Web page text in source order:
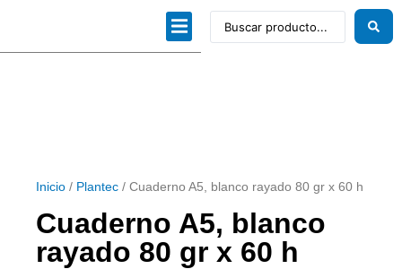
Inicio / Plantec / Cuaderno A5, blanco rayado 80 gr x 60 h
Cuaderno A5, blanco
rayado 80 gr x 60 h